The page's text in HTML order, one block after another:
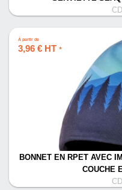
À partir de
3,96 € HT *
BONNET EN RPET AVEC
COUCHE